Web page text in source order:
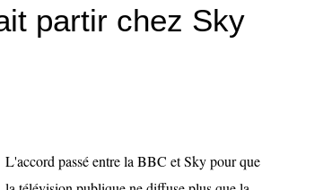
partir chez Sky
L'accord passé entre la BBC et Sky pour que